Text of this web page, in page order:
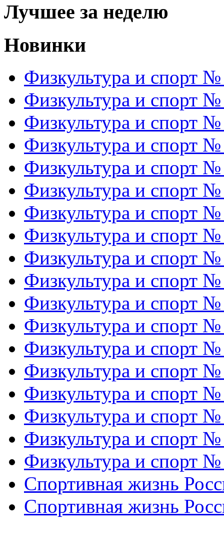
Лучшее за неделю
Новинки
Физкультура и спорт
Физкультура и спорт
Физкультура и спорт
Физкультура и спорт
Физкультура и спорт
Физкультура и спорт
Физкультура и спорт
Физкультура и спорт
Физкультура и спорт
Физкультура и спорт
Физкультура и спорт
Физкультура и спорт
Физкультура и спорт
Физкультура и спорт
Физкультура и спорт
Физкультура и спорт
Физкультура и спорт
Физкультура и спорт
Спортивная жизнь
Спортивная жизнь